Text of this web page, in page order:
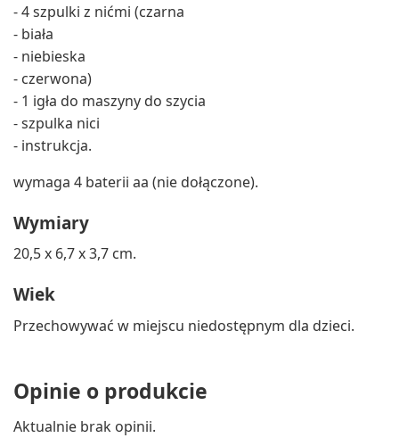
- 4 szpulki z nićmi (czarna
- biała
- niebieska
- czerwona)
- 1 igła do maszyny do szycia
- szpulka nici
- instrukcja.
wymaga 4 baterii aa (nie dołączone).
Wymiary
20,5 x 6,7 x 3,7 cm.
Wiek
Przechowywać w miejscu niedostępnym dla dzieci.
Opinie o produkcie
Aktualnie brak opinii.